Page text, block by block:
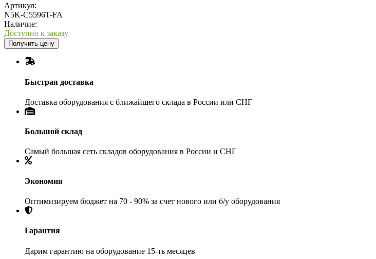
Артикул:
N5K-C5596T-FA
Наличие:
Доступно к заказу
Получить цену
Быстрая доставка
Доставка оборудования с ближайшего склада в России или СНГ
Большой склад
Самый большая сеть складов оборудования в России и СНГ
Экономия
Оптимизируем бюджет на 70 - 90% за счет нового или б/у оборудования
Гарантия
Дарим гарантию на оборудование 15-ть месяцев